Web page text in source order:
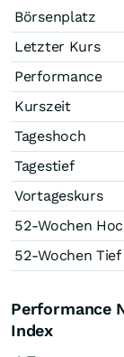
Börsenplatz
Letzter Kurs
Performance
Kurszeit
Tageshoch
Tagestief
Vortageskurs
52-Wochen
52-Wochen Tief
Performance
Index